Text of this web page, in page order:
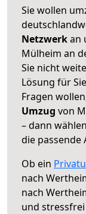
Sie wollen
Netzwerkan
Mülheim an
Sie nicht
Lösung für
Fragen
Umzug von
– dann
die passende
Ob ein
nach
nach
und